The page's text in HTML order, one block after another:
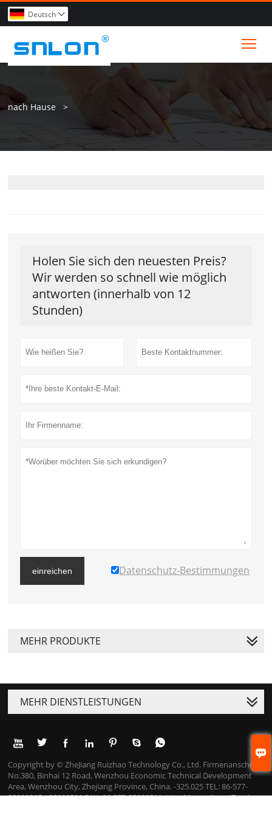

Deutsch 
nach Hause >
Holen Sie sich den neuesten Preis?
Wir werden so schnell wie möglich
antworten (innerhalb von 12
Stunden)
einreichen Datenschutz-Bestimmungen
MEHR PRODUKTE
MEHR DIENSTLEISTUNGEN
      
Copyright by © ZheJiang Ruizhao Technology Co., Ltd. Firmenanschrift:
No.380, Binhai 12 Road, Wenzhou Economic Technical Development
Area, Wenzhou City, Zhejiang Province, China. -325.025 TEL: 86-577-
55888507 / 55888506 FAX: 86-577-55888511 Attn: Mason Jiang (Foreign